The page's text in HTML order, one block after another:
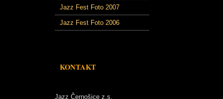
Jazz Fest Foto 2007
Jazz Fest Foto 2006
KONTAKT
Jazz Černošice z.s.